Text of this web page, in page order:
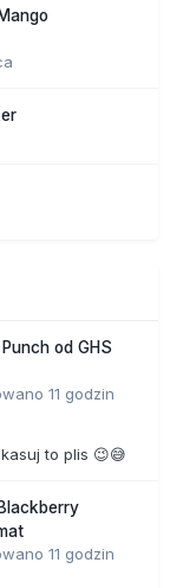
od GHS
11 godzin
to plis 😉😅
11 godzin